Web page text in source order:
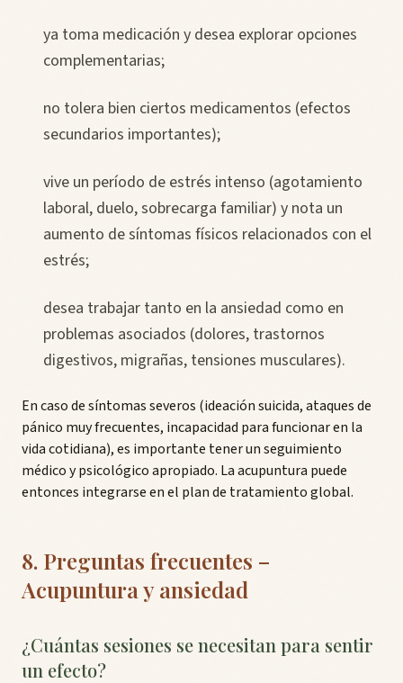
ya toma medicación y desea explorar opciones
complementarias;
no tolera bien ciertos medicamentos (efectos
secundarios importantes);
vive un período de estrés intenso (agotamiento
laboral, duelo, sobrecarga familiar) y nota un
aumento de síntomas físicos relacionados con el
estrés;
desea trabajar tanto en la ansiedad como en
problemas asociados (dolores, trastornos
digestivos, migrañas, tensiones musculares).
En caso de síntomas severos (ideación suicida, ataques de
pánico muy frecuentes, incapacidad para funcionar en la
vida cotidiana), es importante tener un seguimiento
médico y psicológico apropiado. La acupuntura puede
entonces integrarse en el plan de tratamiento global.
8. Preguntas frecuentes –
Acupuntura y ansiedad
¿Cuántas sesiones se necesitan para sentir
un efecto?